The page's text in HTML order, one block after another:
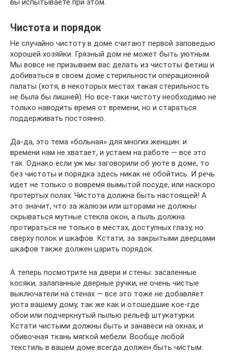
вы испытываете при этом.
Чистота и порядок
Не случайно чистоту в доме считают первой заповедью
хорошей хозяйки. Грязный дом не может быть уютным.
Мы вовсе не призываем вас делать из чистоты фетиш и
добиваться в своем доме стерильности операционной
палаты (хотя, в некоторых местах такая стерильность
не была бы лишней). Но все-таки чистоту необходимо не
только наводить время от времени, но и стараться
поддерживать постоянно.
Да-да, это тема «больная» для многих женщин: и
времени нам не хватает, и устаем на работе — все это
так. Однако если уж мы заговорили об уюте в доме, то
без чистоты и порядка здесь никак не обойтись. И речь
идет не только о вовремя вымытой посуде, или наскоро
протертых полах. Чистота должна быть настоящей! А
это значит, что за жалюзи или шторами не должны
скрываться мутные стекла окон, а пыль должна
протираться не только в местах, доступных глазу, но
сверху полок и шкафов. Кстати, за закрытыми дверцами
шкафов также должен царить порядок.
А теперь посмотрите на двери и стены: засаленные
косяки, залапанные дверные ручки, не очень чистые
выключатели на стенах — все это тоже не добавляет
уюта вашему дому, так же как и отошедшие кое-где
обои или подчеркнутый пылью рельеф штукатурки.
Кстати чистыми должны быть и занавеси на окнах, и
обивочная ткань мягкой мебели. Вообще любой
текстиль в вашем доме всегда должен быть чистым: